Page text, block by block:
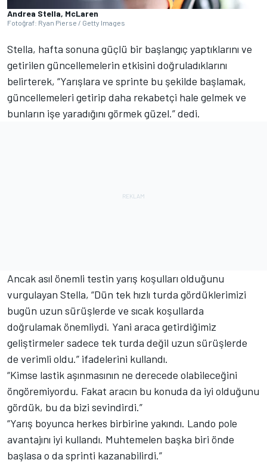
Andrea Stella, McLaren
Fotoğraf: Ryan Pierse / Getty Images
Stella, hafta sonuna güçlü bir başlangıç yaptıklarını ve
getirilen güncellemelerin etkisini doğruladıklarını
belirterek, “Yarışlara ve sprinte bu şekilde başlamak,
güncellemeleri getirip daha rekabetçi hale gelmek ve
bunların işe yaradığını görmek güzel.” dedi.
Ancak asıl önemli testin yarış koşulları olduğunu
vurgulayan Stella, “Dün tek hızlı turda gördüklerimizi
bugün uzun sürüşlerde ve sıcak koşullarda
doğrulamak önemliydi. Yani araca getirdiğimiz
geliştirmeler sadece tek turda değil uzun sürüşlerde
de verimli oldu.” ifadelerini kullandı.
“Kimse lastik aşınmasının ne derecede olabileceğini
öngöremiyordu. Fakat aracın bu konuda da iyi olduğunu
gördük, bu da bizi sevindirdi.”
“Yarış boyunca herkes birbirine yakındı. Lando pole
avantajını iyi kullandı. Muhtemelen başka biri önde
başlasa o da sprinti kazanabilirdi.”